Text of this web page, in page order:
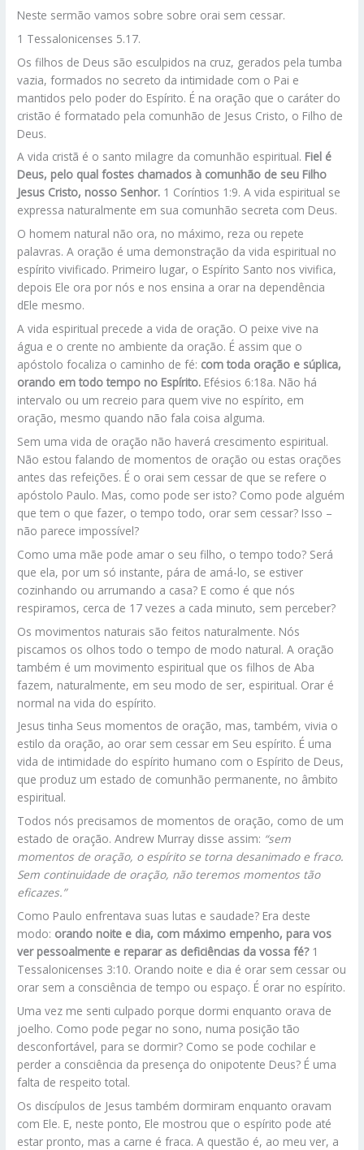
Neste sermão vamos sobre sobre orai sem cessar.
1 Tessalonicenses 5.17.
Os filhos de Deus são esculpidos na cruz, gerados pela tumba
vazia, formados no secreto da intimidade com o Pai e
mantidos pelo poder do Espírito. É na oração que o caráter do
cristão é formatado pela comunhão de Jesus Cristo, o Filho de
Deus.
A vida cristã é o santo milagre da comunhão espiritual. Fiel é
Deus, pelo qual fostes chamados à comunhão de seu Filho
Jesus Cristo, nosso Senhor. 1 Coríntios 1:9. A vida espiritual se
expressa naturalmente em sua comunhão secreta com Deus.
O homem natural não ora, no máximo, reza ou repete
palavras. A oração é uma demonstração da vida espiritual no
espírito vivificado. Primeiro lugar, o Espírito Santo nos vivifica,
depois Ele ora por nós e nos ensina a orar na dependência
dEle mesmo.
A vida espiritual precede a vida de oração. O peixe vive na
água e o crente no ambiente da oração. É assim que o
apóstolo focaliza o caminho de fé: com toda oração e súplica,
orando em todo tempo no Espírito. Efésios 6:18a. Não há
intervalo ou um recreio para quem vive no espírito, em
oração, mesmo quando não fala coisa alguma.
Sem uma vida de oração não haverá crescimento espiritual.
Não estou falando de momentos de oração ou estas orações
antes das refeições. É o orai sem cessar de que se refere o
apóstolo Paulo. Mas, como pode ser isto? Como pode alguém
que tem o que fazer, o tempo todo, orar sem cessar? Isso –
não parece impossível?
Como uma mãe pode amar o seu filho, o tempo todo? Será
que ela, por um só instante, pára de amá-lo, se estiver
cozinhando ou arrumando a casa? E como é que nós
respiramos, cerca de 17 vezes a cada minuto, sem perceber?
Os movimentos naturais são feitos naturalmente. Nós
piscamos os olhos todo o tempo de modo natural. A oração
também é um movimento espiritual que os filhos de Aba
fazem, naturalmente, em seu modo de ser, espiritual. Orar é
normal na vida do espírito.
Jesus tinha Seus momentos de oração, mas, também, vivia o
estilo da oração, ao orar sem cessar em Seu espírito. É uma
vida de intimidade do espírito humano com o Espírito de Deus,
que produz um estado de comunhão permanente, no âmbito
espiritual.
Todos nós precisamos de momentos de oração, como de um
estado de oração. Andrew Murray disse assim: “sem
momentos de oração, o espírito se torna desanimado e fraco.
Sem continuidade de oração, não teremos momentos tão
eficazes.”
Como Paulo enfrentava suas lutas e saudade? Era deste
modo: orando noite e dia, com máximo empenho, para vos
ver pessoalmente e reparar as deficiências da vossa fé?1
Tessalonicenses 3:10. Orando noite e dia é orar sem cessar ou
orar sem a consciência de tempo ou espaço. É orar no espírito.
Uma vez me senti culpado porque dormi enquanto orava de
joelho. Como pode pegar no sono, numa posição tão
desconfortável, para se dormir? Como se pode cochilar e
perder a consciência da presença do onipotente Deus? É uma
falta de respeito total.
Os discípulos de Jesus também dormiram enquanto oravam
com Ele. E, neste ponto, Ele mostrou que o espírito pode até
estar pronto, mas a carne é fraca. A questão é, ao meu ver, a